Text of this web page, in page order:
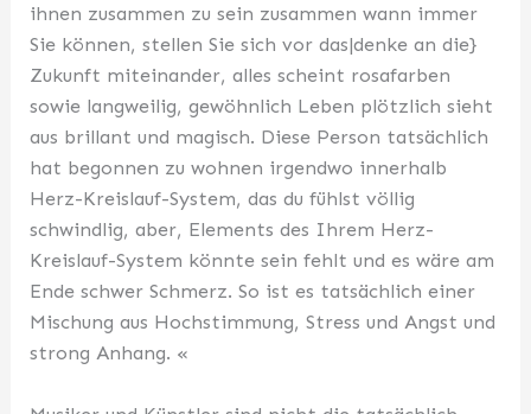
ihnen zusammen zu sein zusammen wann immer
Sie können, stellen Sie sich vor das|denke an die}
Zukunft miteinander, alles scheint rosafarben
sowie langweilig, gewöhnlich Leben plötzlich sieht
aus brillant und magisch. Diese Person tatsächlich
hat begonnen zu wohnen irgendwo innerhalb
Herz-Kreislauf-System, das du fühlst völlig
schwindlig, aber, Elements des Ihrem Herz-
Kreislauf-System könnte sein fehlt und es wäre am
Ende schwer Schmerz. So ist es tatsächlich einer
Mischung aus Hochstimmung, Stress und Angst und
strong Anhang. «